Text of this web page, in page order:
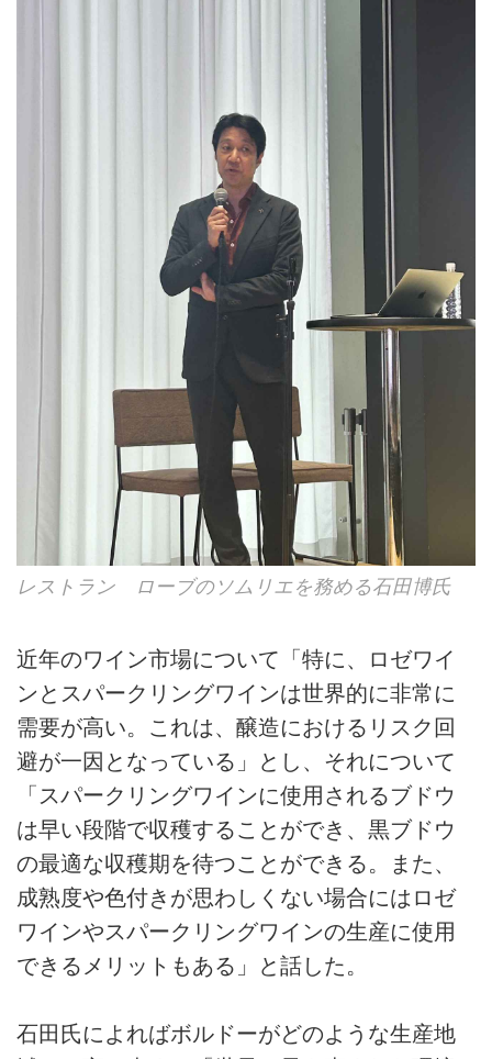
レストラン ローブのソムリエを務める石田博氏
近年のワイン市場について「特に、ロゼワイ
ンとスパークリングワインは世界的に非常に
需要が高い。これは、醸造におけるリスク回
避が一因となっている」とし、それについて
「スパークリングワインに使用されるブドウ
は早い段階で収穫することができ、黒ブドウ
の最適な収穫期を待つことができる。また、
成熟度や色付きが思わしくない場合にはロゼ
ワインやスパークリングワインの生産に使用
できるメリットもある」と話した。
石田氏によればボルドーがどのような生産地